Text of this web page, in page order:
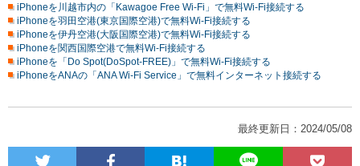
iPhoneを川越市内の「Kawagoe Free Wi-Fi」で無料Wi-Fi接続する
iPhoneを羽田空港(東京国際空港)で無料Wi-Fi接続する
iPhoneを伊丹空港(大阪国際空港)で無料Wi-Fi接続する
iPhoneを関西国際空港で無料Wi-Fi接続する
iPhoneを「Do Spot(DoSpot-FREE)」で無料Wi-Fi接続する
iPhoneをANAの「ANA Wi-Fi Service」で無料インターネット接続する
最終更新日：2024/05/08